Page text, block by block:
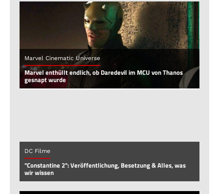
Marvel Cinematic Universe
Marvel enthüllt endlich, ob Daredevil im MCU von Thanos
gesnapt wurde
DC Filme
"Constantine 2": Veröffentlichung, Besetzung & Alles, was
wir wissen